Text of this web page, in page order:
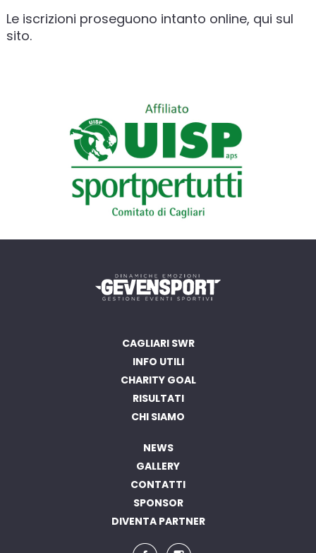
Le iscrizioni proseguono intanto online, qui sul
sito.
CAGLIARI SWR
INFO UTILI
CHARITY GOAL
RISULTATI
CHI SIAMO
NEWS
GALLERY
CONTATTI
SPONSOR
DIVENTA PARTNER